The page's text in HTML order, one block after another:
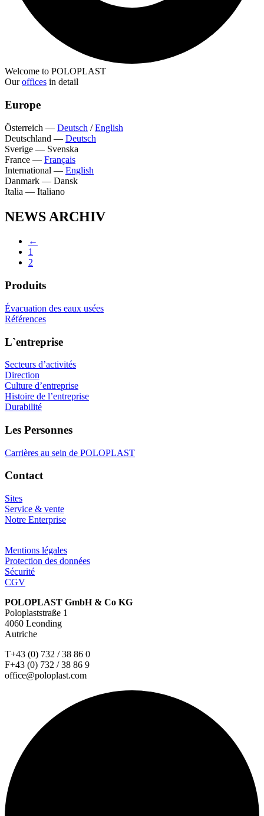
Welcome to POLOPLAST
Ouroffices in detail
Europe
Österreich — Deutsch /English
Deutschland — Deutsch
Sverige — Svenska
France — Français
International — English
Danmark — Dansk
Italia — Italiano
NEWS ARCHIV
←
1
2
Produits
Évacuation des eaux usées
Références
L`entreprise
Secteurs d’activités
Direction
Culture d’entreprise
Histoire de l’entreprise
Durabilité
Les Personnes
Carrières au sein de POLOPLAST
Contact
Sites
Service & vente
Notre Enterprise
Mentions légales
Protection des données
Sécurité
CGV
POLOPLAST GmbH & Co KG
Poloplaststraße 1
4060 Leonding
Autriche
T+43 (0) 732 / 38 86 0
F+43 (0) 732 / 38 86 9
office@poloplast.com